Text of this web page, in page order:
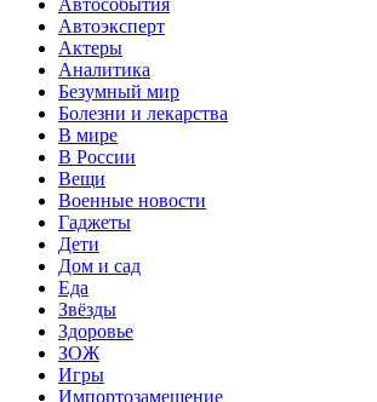
Автособытия
Автоэксперт
Актеры
Аналитика
Безумный мир
Болезни и лекарства
В мире
В России
Вещи
Военные новости
Гаджеты
Дети
Дом и сад
Еда
Звёзды
Здоровье
ЗОЖ
Игры
Импортозамещение